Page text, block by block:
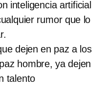
inteligencia artificial
rumor que lo
dejen en paz a los
hombre, ya dejen
talento